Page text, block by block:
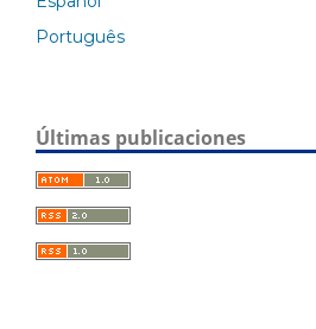
Português
Últimas publicaciones